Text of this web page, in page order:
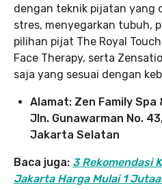
dengan teknik pijatan yang
stres, menyegarkan tubuh,
pilihan pijat The Royal
Face Therapy, serta
saja yang sesuai dengan
Alamat: Zen Family
Jln. Gunawarman No.
Jakarta Selatan
Baca juga: 3 Rekomendasi
Jakarta Harga Mulai 1